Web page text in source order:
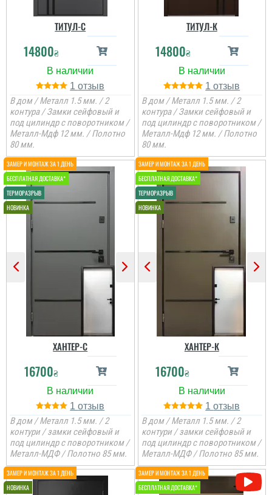
ТИТУЛ-C
14800₴
1
В дом / Металл 1.5 мм. / 2
контура / Замки сейфовый и
под цилиндр с поворотником /
Металл-Мдф 12 мм. / Полотно
80 мм.
ТИТУЛ-К
14800₴
1
В дом / Металл 1.5 мм. / 2
контура / Замки сейфовый и
под цилиндр с поворотником /
Металл-Мдф 12 мм. / Полотно
80 мм.
ХАНТЕР-С
16700₴
1
В дом / Металл 1.5 мм. / 2
контури / замки сейфовый и
под цилиндр с поворотником /
Металл-МДФ / Полотно 85 мм.
ХАНТЕР-К
16700₴
1
В дом / Металл 1.5 мм. / 2
контури / замки сейфовый и
под цилиндр с поворотником /
Металл-МДФ / Полотно 85 мм.